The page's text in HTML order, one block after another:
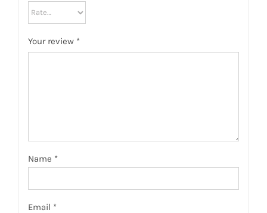
Your review *
Name *
Email *